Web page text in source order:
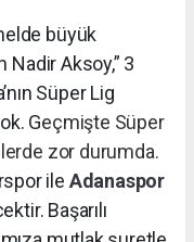
büyük
Nadir Aksoy,” 3
Süper Lig
Geçmişte Süper
zor durumda.
ile Adanaspor
Başarılı